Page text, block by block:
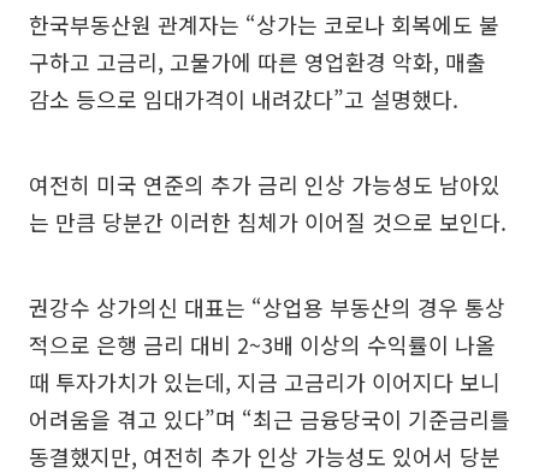
한국부동산원 관계자는 “상가는 코로나 회복에도 불
구하고 고금리, 고물가에 따른 영업환경 악화, 매출
감소 등으로 임대가격이 내려갔다”고 설명했다.
여전히 미국 연준의 추가 금리 인상 가능성도 남아있
는 만큼 당분간 이러한 침체가 이어질 것으로 보인다.
권강수 상가의신 대표는 “상업용 부동산의 경우 통상
적으로 은행 금리 대비 2~3배 이상의 수익률이 나올
때 투자가치가 있는데, 지금 고금리가 이어지다 보니
어려움을 겪고 있다”며 “최근 금융당국이 기준금리를
동결했지만, 여전히 추가 인상 가능성도 있어서 당분